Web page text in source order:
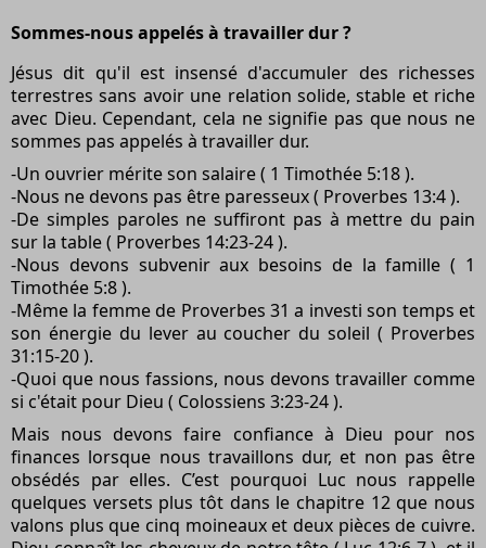
Sommes-nous appelés à travailler dur ?
Jésus dit qu'il est insensé d'accumuler des richesses
terrestres sans avoir une relation solide, stable et riche
avec Dieu. Cependant, cela ne signifie pas que nous ne
sommes pas appelés à travailler dur.
-Un ouvrier mérite son salaire ( 1 Timothée 5:18 ).
-Nous ne devons pas être paresseux ( Proverbes 13:4 ).
-De simples paroles ne suffiront pas à mettre du pain
sur la table ( Proverbes 14:23-24 ).
-Nous devons subvenir aux besoins de la famille ( 1
Timothée 5:8 ).
-Même la femme de Proverbes 31 a investi son temps et
son énergie du lever au coucher du soleil ( Proverbes
31:15-20 ).
-Quoi que nous fassions, nous devons travailler comme
si c'était pour Dieu ( Colossiens 3:23-24 ).
Mais nous devons faire confiance à Dieu pour nos
finances lorsque nous travaillons dur, et non pas être
obsédés par elles. C’est pourquoi Luc nous rappelle
quelques versets plus tôt dans le chapitre 12 que nous
valons plus que cinq moineaux et deux pièces de cuivre.